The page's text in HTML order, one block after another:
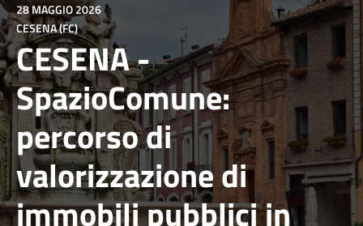
28 MAGGIO 2026
CESENA (FC)
CESENA -
SpazioComune:
percorso di
valorizzazione di
immobili pubblici in